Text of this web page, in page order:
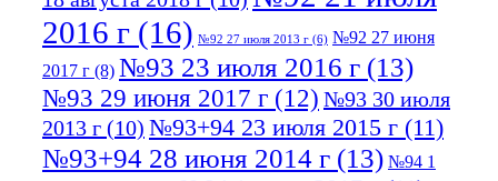
2016 г (16) №92 27 июля 2013 г (6) №92 27 июня
2017 г (8) №93 23 июля 2016 г (13)
№93 29 июня 2017 г (12) №93 30 июля
2013 г (10) №93+94 23 июля 2015 г (11)
№93+94 28 июня 2014 г (13) №94 1